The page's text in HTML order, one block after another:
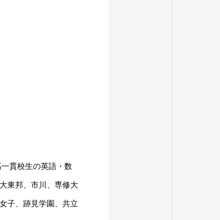
貫校生の英語・数
東邦、市川、専修大
子、跡見学園、共立